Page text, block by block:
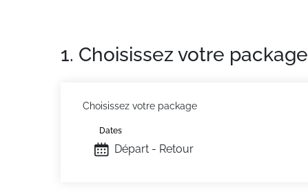
1. Choisissez votre package
Choisissez votre package
Départ - Retour
Dates